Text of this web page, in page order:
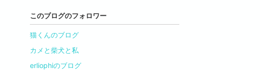
このブログのフォロワー
猫くんのブログ
カメと柴犬と私
erliophiのブログ